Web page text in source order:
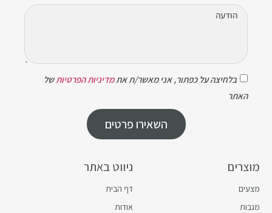
ניווט באתר
דף הבית
אודות
מוצרים
מצעים
מגבות
בלחיצה על כפתור, אני מאשר/ת אתמדיניות הפרטיותשל
האתר
השאירו פרטים